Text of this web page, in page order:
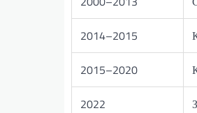
2014–2015
2015–2020
2022